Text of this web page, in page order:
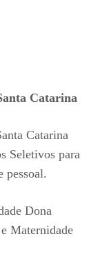
Catarina
Catarina
Seletivos para
pessoal.
Dona
Maternidade